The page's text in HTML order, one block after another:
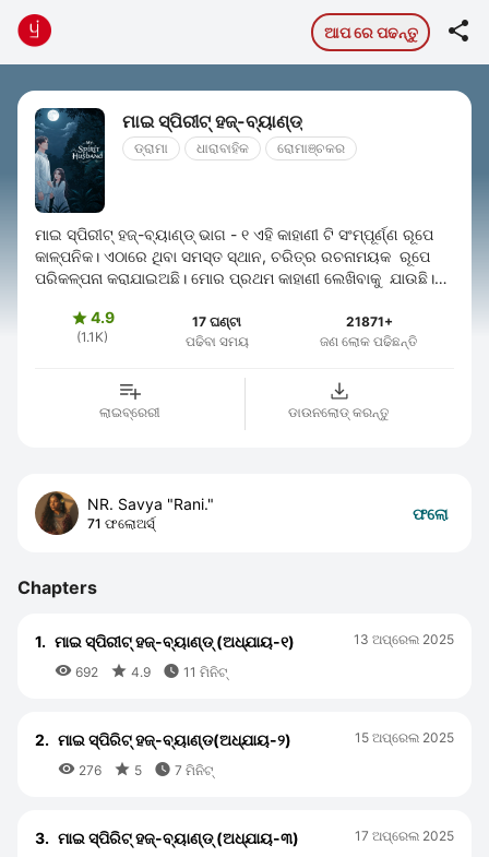
ଆପ ରେ ପଢନ୍ତୁ 
ମାଇ ସ୍ପିରୀଟ୍ ହଜ୍-ବ୍ୟାଣ୍ଡ୍
ଡ୍ରାମା ଧାରାବାହିକ ରୋମାଞ୍ଚକର
ମାଇ ସ୍ପିରୀଟ୍ ହଜ୍-ବ୍ୟାଣ୍ଡ୍ ଭାଗ - ୧ ଏହି କାହାଣୀ ଟି ସଂମ୍ପୂର୍ଣ୍ଣ ରୂପେ
କାଳ୍ପନିକ। ଏଠାରେ ଥିବା ସମସ୍ତ ସ୍ଥାନ, ଚରିତ୍ର ରଚନାମୟକ ରୂପେ
ପରିକଳ୍ପନା କରାଯାଇଅଛି। ମୋର ପ୍ରଥମ କାହାଣୀ ଲେଖିବାକୁ ଯାଉଛି।
4.9
(1.1K)
17 ଘଣ୍ଟା
ପଢିବା ସମୟ
21871+
ଜଣ ଲୋକ ପଢିଛନ୍ତି
ଲାଇବ୍ରେରୀ ଡାଉନଲୋଡ୍ କରନ୍ତୁ
NR. Savya "Rani."
71 ଫଲୋଅର୍ସ୍
ଫଲୋ
Chapters
1. ମାଇ ସ୍ପିରୀଟ୍ ହଜ୍-ବ୍ୟାଣ୍ଡ୍ (ଅଧ୍ଯାୟ-୧)
 692  4.9  11 ମିନିଟ୍
13 ଅପ୍ରେଲ 2025
2. ମାଇ ସ୍ପିରିଟ୍ ହଜ୍-ବ୍ୟାଣ୍ଡ(ଅଧ୍ଯାୟ-୨)
 276  5  7 ମିନିଟ୍
15 ଅପ୍ରେଲ 2025
3. ମାଇ ସ୍ପିରିଟ୍ ହଜ୍-ବ୍ୟାଣ୍ଡ୍ (ଅଧ୍ଯାୟ-୩) 17 ଅପ୍ରେଲ 2025